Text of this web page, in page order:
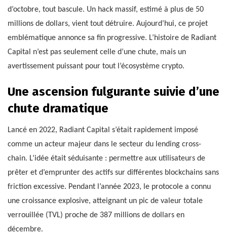
d’octobre, tout bascule. Un hack massif, estimé à plus de 50
millions de dollars, vient tout détruire. Aujourd’hui, ce projet
emblématique annonce sa fin progressive. L’histoire de Radiant
Capital n’est pas seulement celle d’une chute, mais un
avertissement puissant pour tout l’écosystème crypto.
Une ascension fulgurante suivie d’une
chute dramatique
Lancé en 2022, Radiant Capital s’était rapidement imposé
comme un acteur majeur dans le secteur du lending cross-
chain. L’idée était séduisante : permettre aux utilisateurs de
prêter et d’emprunter des actifs sur différentes blockchains sans
friction excessive. Pendant l’année 2023, le protocole a connu
une croissance explosive, atteignant un pic de valeur totale
verrouillée (TVL) proche de 387 millions de dollars en
décembre.